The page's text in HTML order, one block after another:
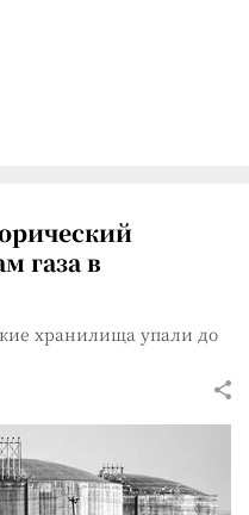
газа в
хранилища упали до